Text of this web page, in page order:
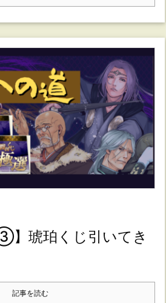
】琥珀くじ引いてき
記事を読む